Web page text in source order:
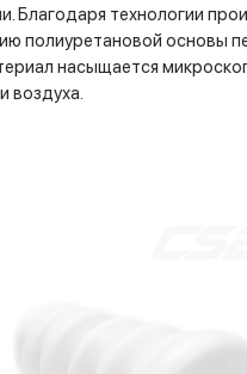
Благодаря технологии
полиуретановой основы
насыщается
воздуха.